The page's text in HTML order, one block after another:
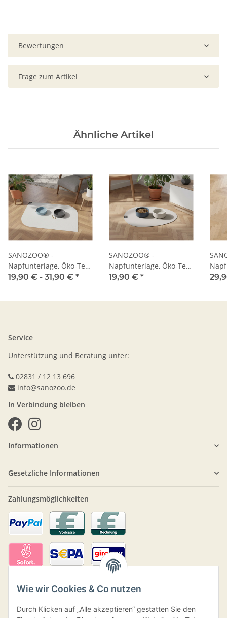
Wie wir Cookies & Co nutzen
Durch Klicken auf „Alle akzeptieren“ gestatten Sie den
Bewertungen
Frage zum Artikel
Ähnliche Artikel
SANOZOO® -
Napfunterlage, Öko-Tex,
Blatt
19,90 € - 31,90 € *
SANOZOO® -
Napfunterlage, Öko-Tex,
Tropfen
19,90 € *
Herz
Service
Unterstützung und Beratung unter:
02831 / 12 13 696
info@sanozoo.de
In Verbindung bleiben
Informationen
Gesetzliche Informationen
Zahlungsmöglichkeiten